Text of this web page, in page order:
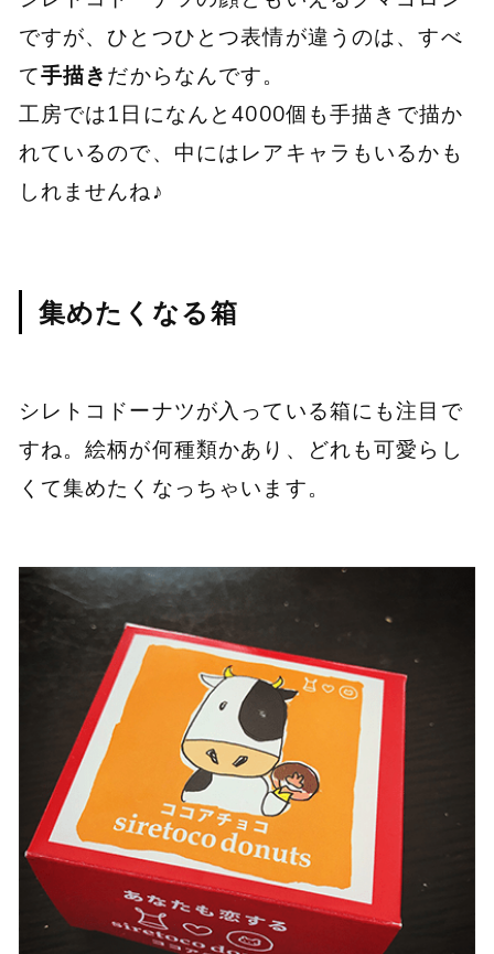
ですが、ひとつひとつ表情が違うのは、すべ
て手描き だからなんです。
工房では1日になんと4000個も手描きで描か
れているので、中にはレアキャラもいるかも
しれませんね♪
集めたくなる箱
シレトコドーナツが入っている箱にも注目で
すね。絵柄が何種類かあり、どれも可愛らし
くて集めたくなっちゃいます。